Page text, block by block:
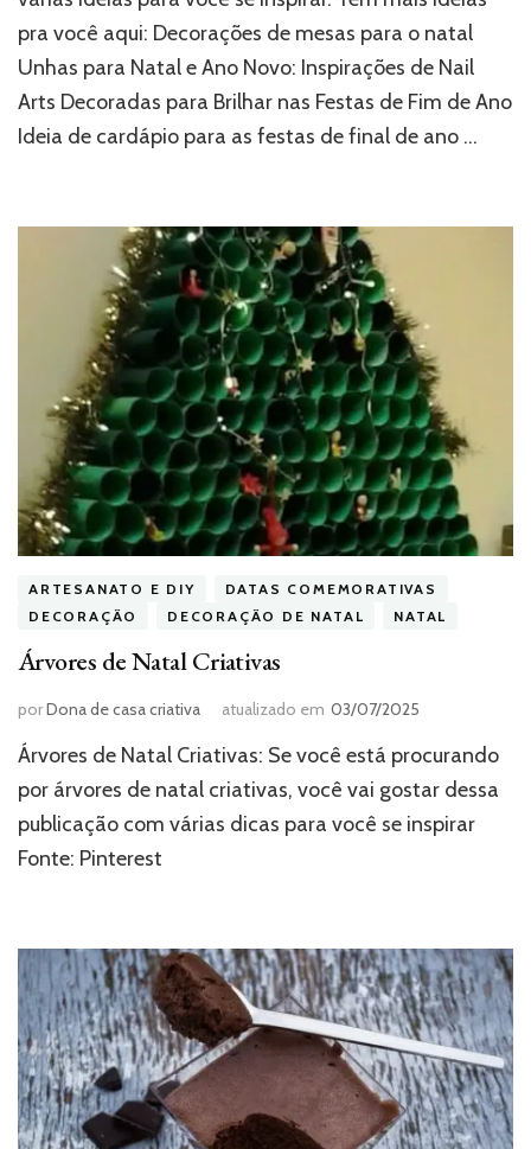
pra você aqui: Decorações de mesas para o natal
Unhas para Natal e Ano Novo: Inspirações de Nail
Arts Decoradas para Brilhar nas Festas de Fim de Ano
Ideia de cardápio para as festas de final de ano …
ARTESANATO E DIY
DATAS COMEMORATIVAS
DECORAÇÃO
DECORAÇÃO DE NATAL NATAL
Árvores de Natal Criativas
porDona de casa criativa atualizado em 03/07/2025
Árvores de Natal Criativas: Se você está procurando
por árvores de natal criativas, você vai gostar dessa
publicação com várias dicas para você se inspirar
Fonte: Pinterest